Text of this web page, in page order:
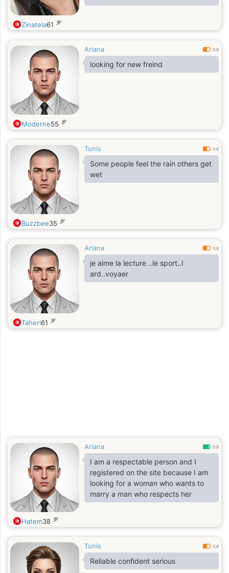
Zinatela61 岁
Ariana 0.6
looking for new freind
Moderne55 岁
Tunis 0.6
Some people feel the rain others get
wet
Buzzbee35 岁
Ariana 0.6
je aime la lecture ..le sport..l
ard..voyaer
Taheri61 岁
Ariana 0.8
I am a respectable person and I
registered on the site because I am
looking for a woman who wants to
marry a man who respects her
Hatem38 岁
Tunis 0.6
Reliable confident serious